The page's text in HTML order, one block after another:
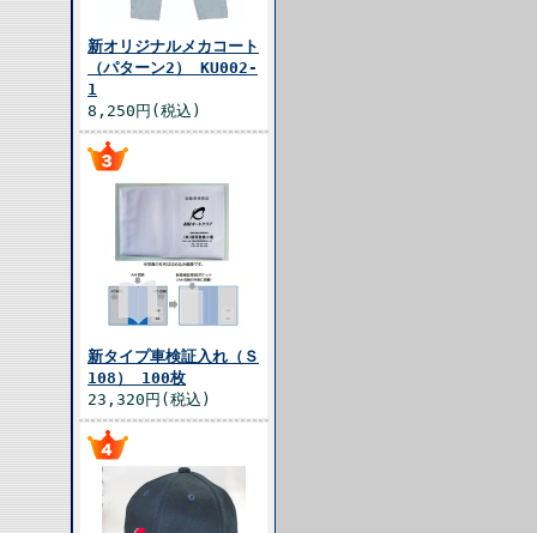
新オリジナルメカコート
（パターン2） KU002-
1
8,250円(税込)
新タイプ車検証入れ（Ｓ
108） 100枚
23,320円(税込)